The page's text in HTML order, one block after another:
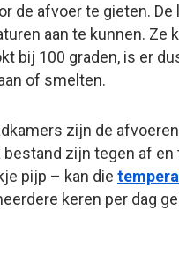
de afvoer te gieten.
aan te kunnen. Ze
bij 100 graden, is er
of smelten.
zijn de
bestand zijn tegen af
pijp – kan die
keren per dag